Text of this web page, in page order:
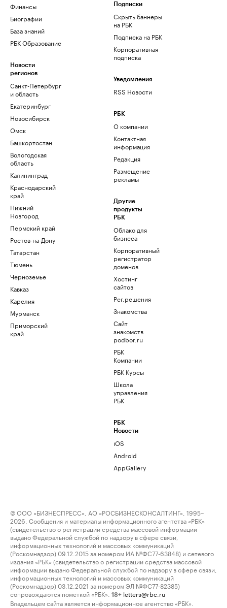
Финансы
Биографии
База знаний
РБК Образование
Новости
регионов
Санкт-Петербург
и область
Екатеринбург
Новосибирск
Омск
Башкортостан
Вологодская
область
Калининград
Краснодарский
край
Нижний
Новгород
Пермский край
Ростов-на-Дону
Татарстан
Тюмень
Черноземье
Кавказ
Карелия
Мурманск
Приморский
край
Подписки
Скрыть баннеры
на РБК
Подписка на РБК
Корпоративная
подписка
Уведомления
RSS Новости
РБК
О компании
Контактная
информация
Редакция
Размещение
рекламы
Другие
продукты
РБК
Облако для
бизнеса
Корпоративный
регистратор
доменов
Хостинг
сайтов
Рег.решения
Знакомства
Сайт
знакомств
podbor.ru
РБК
Компании
РБК Курсы
Школа
управления
РБК
РБК
Новости
iOS
Android
AppGallery
© ООО «БИЗНЕСПРЕСС», АО «РОСБИЗНЕСКОНСАЛТИНГ», 1995–
2026. Сообщения и материалы информационного агентства «РБК»
(свидетельство о регистрации средства массовой информации
выдано Федеральной службой по надзору в сфере связи,
информационных технологий и массовых коммуникаций
(Роскомнадзор) 09.12.2015 за номером ИА №ФС77-63848) и сетевого
издания «РБК» (свидетельство о регистрации средства массовой
информации выдано Федеральной службой по надзору в сфере связи,
информационных технологий и массовых коммуникаций
(Роскомнадзор) 03.12.2021 за номером ЭЛ №ФС77-82385)
сопровождаются пометкой «РБК».
18+ letters@rbc.ru
Владельцем сайта является информационное агентство «РБК».